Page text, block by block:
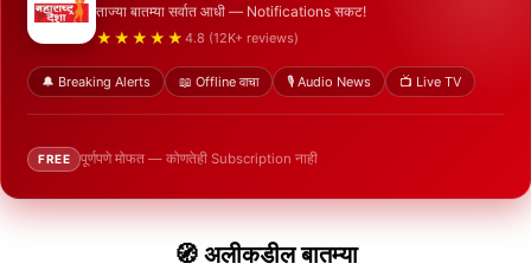
ताज्या बातम्या सर्वात आधी — Notifications सकट!
★★★★★ 4.8 (12K+ reviews)
🔔 Breaking Alerts 📖 Offline वाचा 🎙️ Audio News 📺 Live TV
FREE पूर्णपणे मोफत — कोणतेही Subscription नाही
🧭 अलीकडील बातम्या